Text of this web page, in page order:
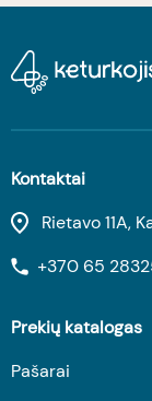
Kontaktai
Rietavo 11A,
+370 65
Prekių katalogas
Pašarai